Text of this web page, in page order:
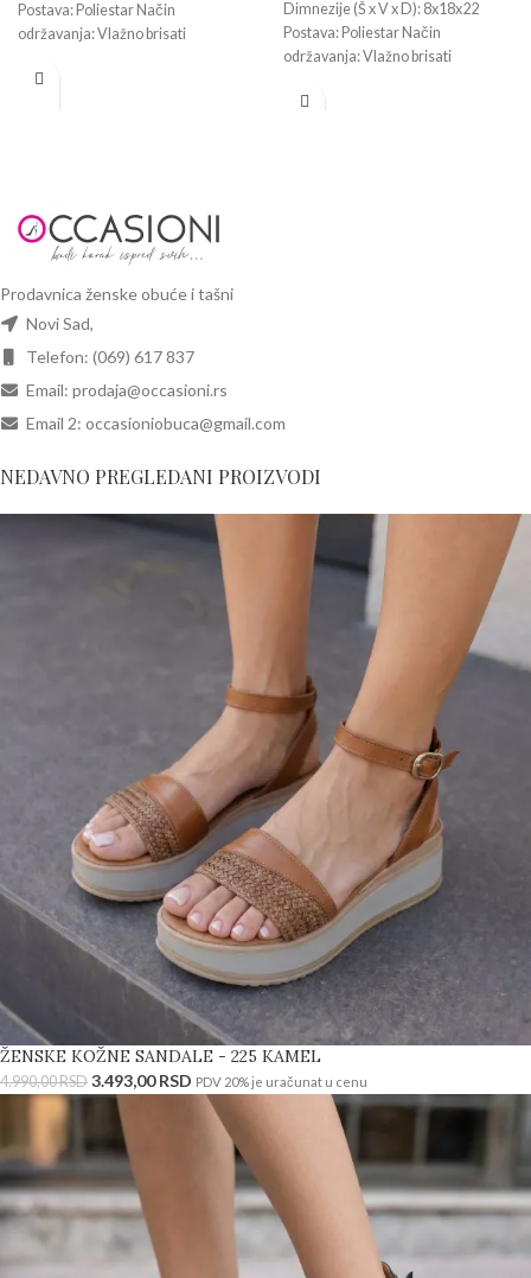
Postava: Poliestar Način
održavanja: Vlažno brisati
Dimnezije (Š x V x D): 8x18x22
Postava: Poliestar Način
održavanja: Vlažno brisati
Prodavnica ženske obuće i tašni
Novi Sad,
Telefon: (069) 617 837
Email: prodaja@occasioni.rs
Email 2: occasioniobuca@gmail.com
NEDAVNO PREGLEDANI PROIZVODI
ŽENSKE KOŽNE SANDALE - 225 KAMEL
4.990,00RSD 3.493,00RSD PDV 20% je uračunat u cenu